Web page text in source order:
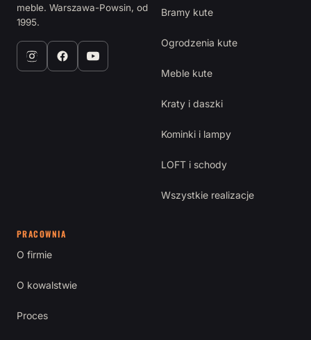
meble. Warszawa-Powsin, od
1995.
Bramy kute
Ogrodzenia kute
Meble kute
Kraty i daszki
Kominki i lampy
LOFT i schody
Wszystkie realizacje
PRACOWNIA
O firmie
O kowalstwie
Proces